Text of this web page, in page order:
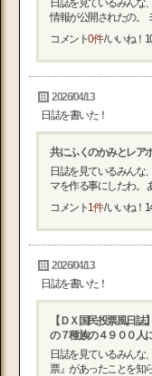
日誌を見ているみんな
情報が公開されたの。
コメント0件/ いいね！
2026/04/13
日誌を書いた！
共にふくのかみとレア
日誌を見ているみんな
マを作る事にしたわ。
コメント1件/ いいね！
2026/04/13
日誌を書いた！
【ＤＸ国民投票風日
の７種族の４９００人
日誌を見ているみんな
票』があったことを知